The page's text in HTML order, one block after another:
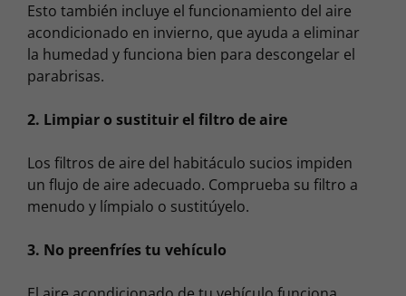
Esto también incluye el funcionamiento del aire
acondicionado en invierno, que ayuda a eliminar
la humedad y funciona bien para descongelar el
parabrisas.
2. Limpiar o sustituir el filtro de aire
Los filtros de aire del habitáculo sucios impiden
un flujo de aire adecuado. Comprueba su filtro a
menudo y límpialo o sustitúyelo.
3. No preenfríes tu vehículo